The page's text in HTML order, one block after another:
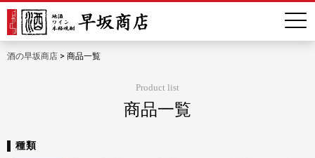
酒の早坂商店 > 商品一覧
Product list
商品一覧
種類